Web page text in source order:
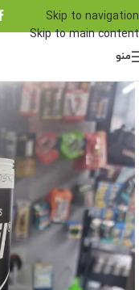
Skip to navigation
Skip to main content
منو